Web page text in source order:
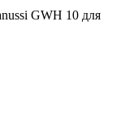
GWH 10 для